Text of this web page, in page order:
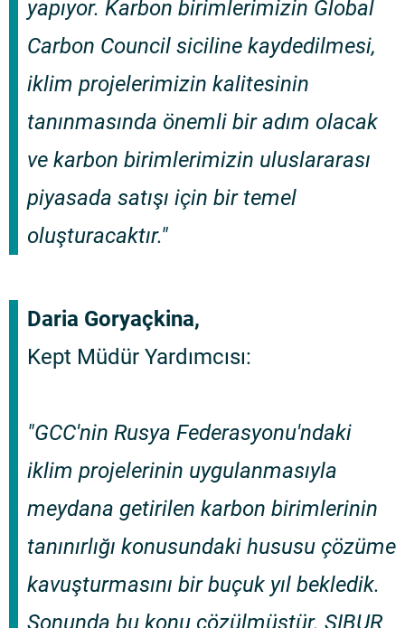
yapıyor. Karbon birimlerimizin Global
Carbon Council siciline kaydedilmesi,
iklim projelerimizin kalitesinin
tanınmasında önemli bir adım olacak
ve karbon birimlerimizin uluslararası
piyasada satışı için bir temel
oluşturacaktır."
Daria Goryaçkina,
Kept Müdür Yardımcısı:
"GCC'nin Rusya Federasyonu'ndaki
iklim projelerinin uygulanmasıyla
meydana getirilen karbon birimlerinin
tanınırlığı konusundaki hususu çözüme
kavuşturmasını bir buçuk yıl bekledik.